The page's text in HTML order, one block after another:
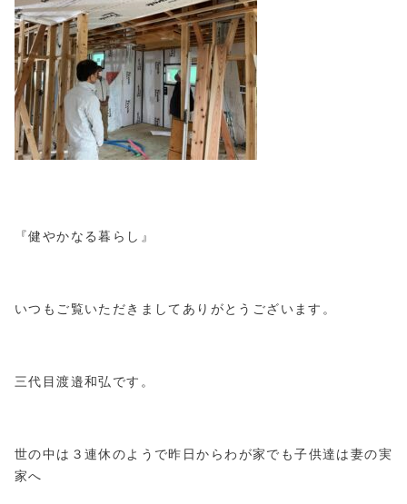
『健やかなる暮らし』
いつもご覧いただきましてありがとうございます。
三代目渡邉和弘です。
世の中は３連休のようで昨日からわが家でも子供達は妻の実
家へ